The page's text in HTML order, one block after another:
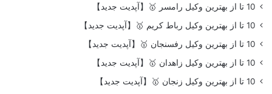
10 تا از بهترین وکیل رامسر 🥇【آپدیت جدید】
10 تا از بهترین وکیل رباط کریم 🥇【آپدیت جدید】
10 تا از بهترین وکیل رفسنجان 🥇【آپدیت جدید】
10 تا از بهترین وکیل زاهدان 🥇【آپدیت جدید】
10 تا از بهترین وکیل زنجان 🥇【آپدیت جدید】